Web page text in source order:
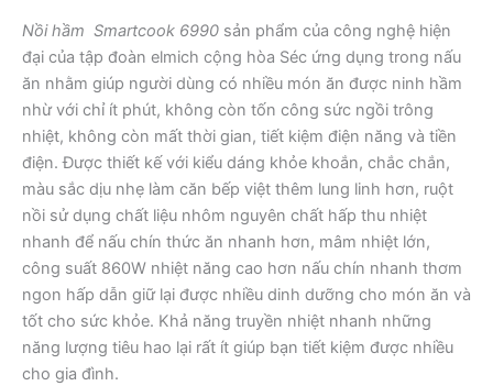
Nồi hầm Smartcook 6990 sản phẩm của công nghệ hiện
đại của tập đoàn elmich cộng hòa Séc ứng dụng trong nấu
ăn nhằm giúp người dùng có nhiều món ăn được ninh hầm
nhừ với chỉ ít phút, không còn tốn công sức ngồi trông
nhiệt, không còn mất thời gian, tiết kiệm điện năng và tiền
điện. Được thiết kế với kiểu dáng khỏe khoắn, chắc chắn,
màu sắc dịu nhẹ làm căn bếp việt thêm lung linh hơn, ruột
nồi sử dụng chất liệu nhôm nguyên chất hấp thu nhiệt
nhanh để nấu chín thức ăn nhanh hơn, mâm nhiệt lớn,
công suất 860W nhiệt năng cao hơn nấu chín nhanh thơm
ngon hấp dẫn giữ lại được nhiều dinh dưỡng cho món ăn và
tốt cho sức khỏe. Khả năng truyền nhiệt nhanh những
năng lượng tiêu hao lại rất ít giúp bạn tiết kiệm được nhiều
cho gia đình.